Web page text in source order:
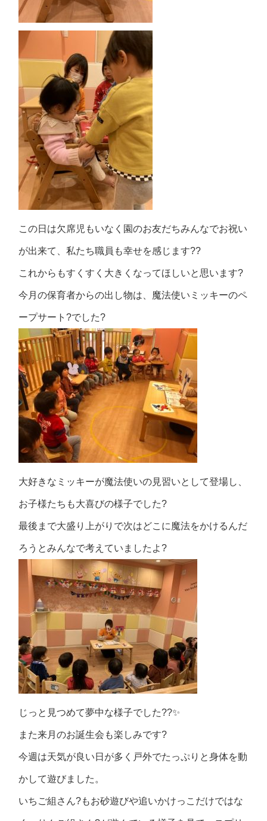
この日は欠席児もいなく園のお友だちみんなでお祝い
が出来て、私たち職員も幸せを感じます??
これからもすくすく大きくなってほしいと思います?
今月の保育者からの出し物は、魔法使いミッキーのペ
ープサート?でした?
大好きなミッキーが魔法使いの見習いとして登場し、
お子様たちも大喜びの様子でした?
最後まで大盛り上がりで次はどこに魔法をかけるんだ
ろうとみんなで考えていましたよ?
じっと見つめて夢中な様子でした??✨
また来月のお誕生会も楽しみです?
今週は天気が良い日が多く戸外でたっぷりと身体を動
かして遊びました。
いちご組さん?もお砂遊びや追いかけっこだけではな